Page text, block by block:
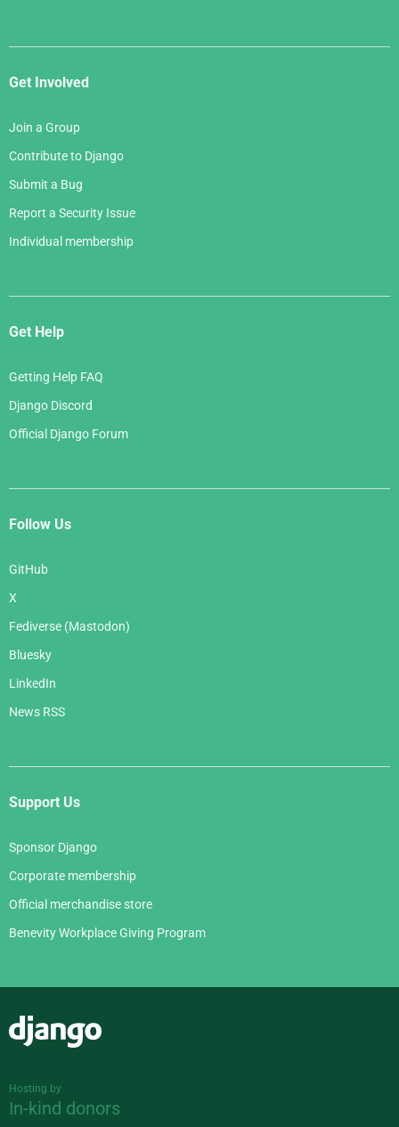
Get Involved
Join a Group
Contribute to Django
Submit a Bug
Report a Security Issue
Individual membership
Get Help
Getting Help FAQ
Django Discord
Official Django Forum
Follow Us
GitHub
X
Fediverse (Mastodon)
Bluesky
LinkedIn
News RSS
Support Us
Sponsor Django
Corporate membership
Official merchandise store
Benevity Workplace Giving Program
Hosting by
In-kind donors